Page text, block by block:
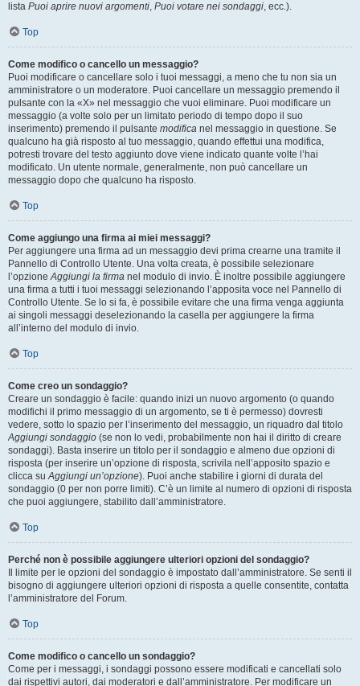
lista Puoi aprire nuovi argomenti, Puoi votare nei sondaggi, ecc.).
Top
Come modifico o cancello un messaggio?
Puoi modificare o cancellare solo i tuoi messaggi, a meno che tu non sia un
amministratore o un moderatore. Puoi cancellare un messaggio premendo il
pulsante con la «X» nel messaggio che vuoi eliminare. Puoi modificare un
messaggio (a volte solo per un limitato periodo di tempo dopo il suo
inserimento) premendo il pulsante modifica nel messaggio in questione. Se
qualcuno ha già risposto al tuo messaggio, quando effettui una modifica,
potresti trovare del testo aggiunto dove viene indicato quante volte l’hai
modificato. Un utente normale, generalmente, non può cancellare un
messaggio dopo che qualcuno ha risposto.
Top
Come aggiungo una firma ai miei messaggi?
Per aggiungere una firma ad un messaggio devi prima crearne una tramite il
Pannello di Controllo Utente. Una volta creata, è possibile selezionare
l’opzioneAggiungi la firma nel modulo di invio. È inoltre possibile aggiungere
una firma a tutti i tuoi messaggi selezionando l’apposita voce nel Pannello di
Controllo Utente. Se lo si fa, è possibile evitare che una firma venga aggiunta
ai singoli messaggi deselezionando la casella per aggiungere la firma
all’interno del modulo di invio.
Top
Come creo un sondaggio?
Creare un sondaggio è facile: quando inizi un nuovo argomento (o quando
modifichi il primo messaggio di un argomento, se ti è permesso) dovresti
vedere, sotto lo spazio per l’inserimento del messaggio, un riquadro dal titolo
Aggiungi sondaggio (se non lo vedi, probabilmente non hai il diritto di creare
sondaggi). Basta inserire un titolo per il sondaggio e almeno due opzioni di
risposta (per inserire un’opzione di risposta, scrivila nell’apposito spazio e
clicca suAggiungi un’opzione). Puoi anche stabilire i giorni di durata del
sondaggio (0 per non porre limiti). C’è un limite al numero di opzioni di risposta
che puoi aggiungere, stabilito dall’amministratore.
Top
Perché non è possibile aggiungere ulteriori opzioni del sondaggio?
Il limite per le opzioni del sondaggio è impostato dall’amministratore. Se senti il
bisogno di aggiungere ulteriori opzioni di risposta a quelle consentite, contatta
l’amministratore del Forum.
Top
Come modifico o cancello un sondaggio?
Come per i messaggi, i sondaggi possono essere modificati e cancellati solo
dai rispettivi autori, dai moderatori e dall’amministratore. Per modificare un